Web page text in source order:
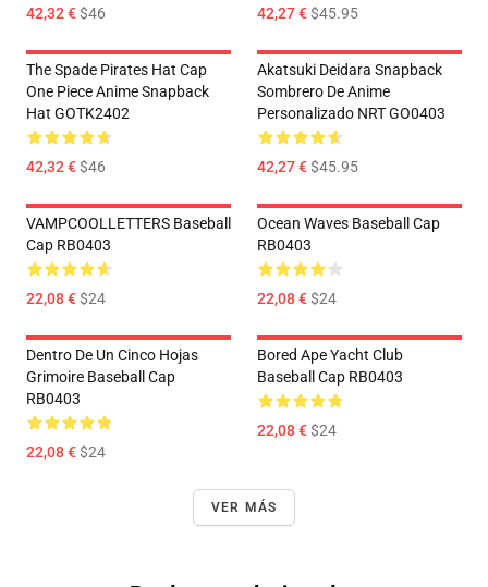
42,32 €$46 42,27 €$45.95
The Spade Pirates Hat Cap
One Piece Anime Snapback
Hat GOTK2402
42,32 €$46
Akatsuki Deidara Snapback
Sombrero De Anime
Personalizado NRT GO0403
42,27 €$45.95
VAMPCOOLLETTERS Baseball
Cap RB0403
22,08 €$24
Ocean Waves Baseball Cap
RB0403
22,08 €$24
Dentro De Un Cinco Hojas
Grimoire Baseball Cap
RB0403
22,08 €$24
Bored Ape Yacht Club
Baseball Cap RB0403
22,08 €$24
VER MÁS